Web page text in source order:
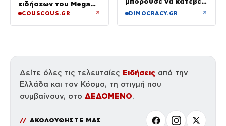
ειδήσεων του Mega
μετά τον Ντέμη
COUSCOUS.GR ↗
– Επιχείρηση
DIMOCRACY.GR ↗
Δείτε όλες τις τελευταίες Ειδήσεις από την
Ελλάδα και τον Κόσμο, τη στιγμή που
συμβαίνουν, στο ΔΕΔΟΜΕΝΟ.
ΑΚΟΛΟΥΘΗΣΤΕ ΜΑΣ